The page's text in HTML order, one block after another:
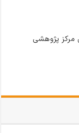
مرکز پژوهشی